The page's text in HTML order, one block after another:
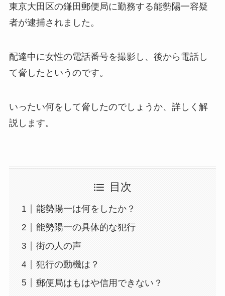
東京大田区の鎌田郵便局に勤務する能勢陽一容疑
者が逮捕されました。
配達中に女性の電話番号を撮影し、後から電話し
て脅したというのです。
いったい何をして脅したのでしょうか、詳しく解
説します。
目次
能勢陽一は何をしたか？
能勢陽一の具体的な犯行
街の人の声
犯行の動機は？
郵便局はもはや信用できない？